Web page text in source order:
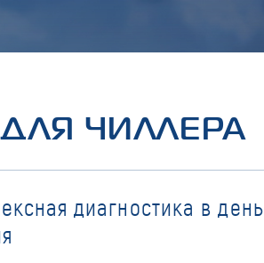
ЧИЛЛЕРА
диагностика в день